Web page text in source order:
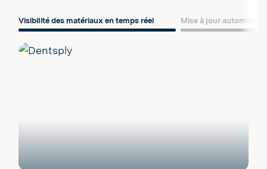
Visibilité des matériaux en temps réel Mise à jour